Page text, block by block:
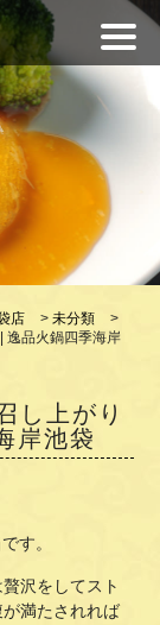
店 >未分類
>
逸品火鍋四季海岸
し上がり
岸池袋
す。
沢をしてスト
満たされれば